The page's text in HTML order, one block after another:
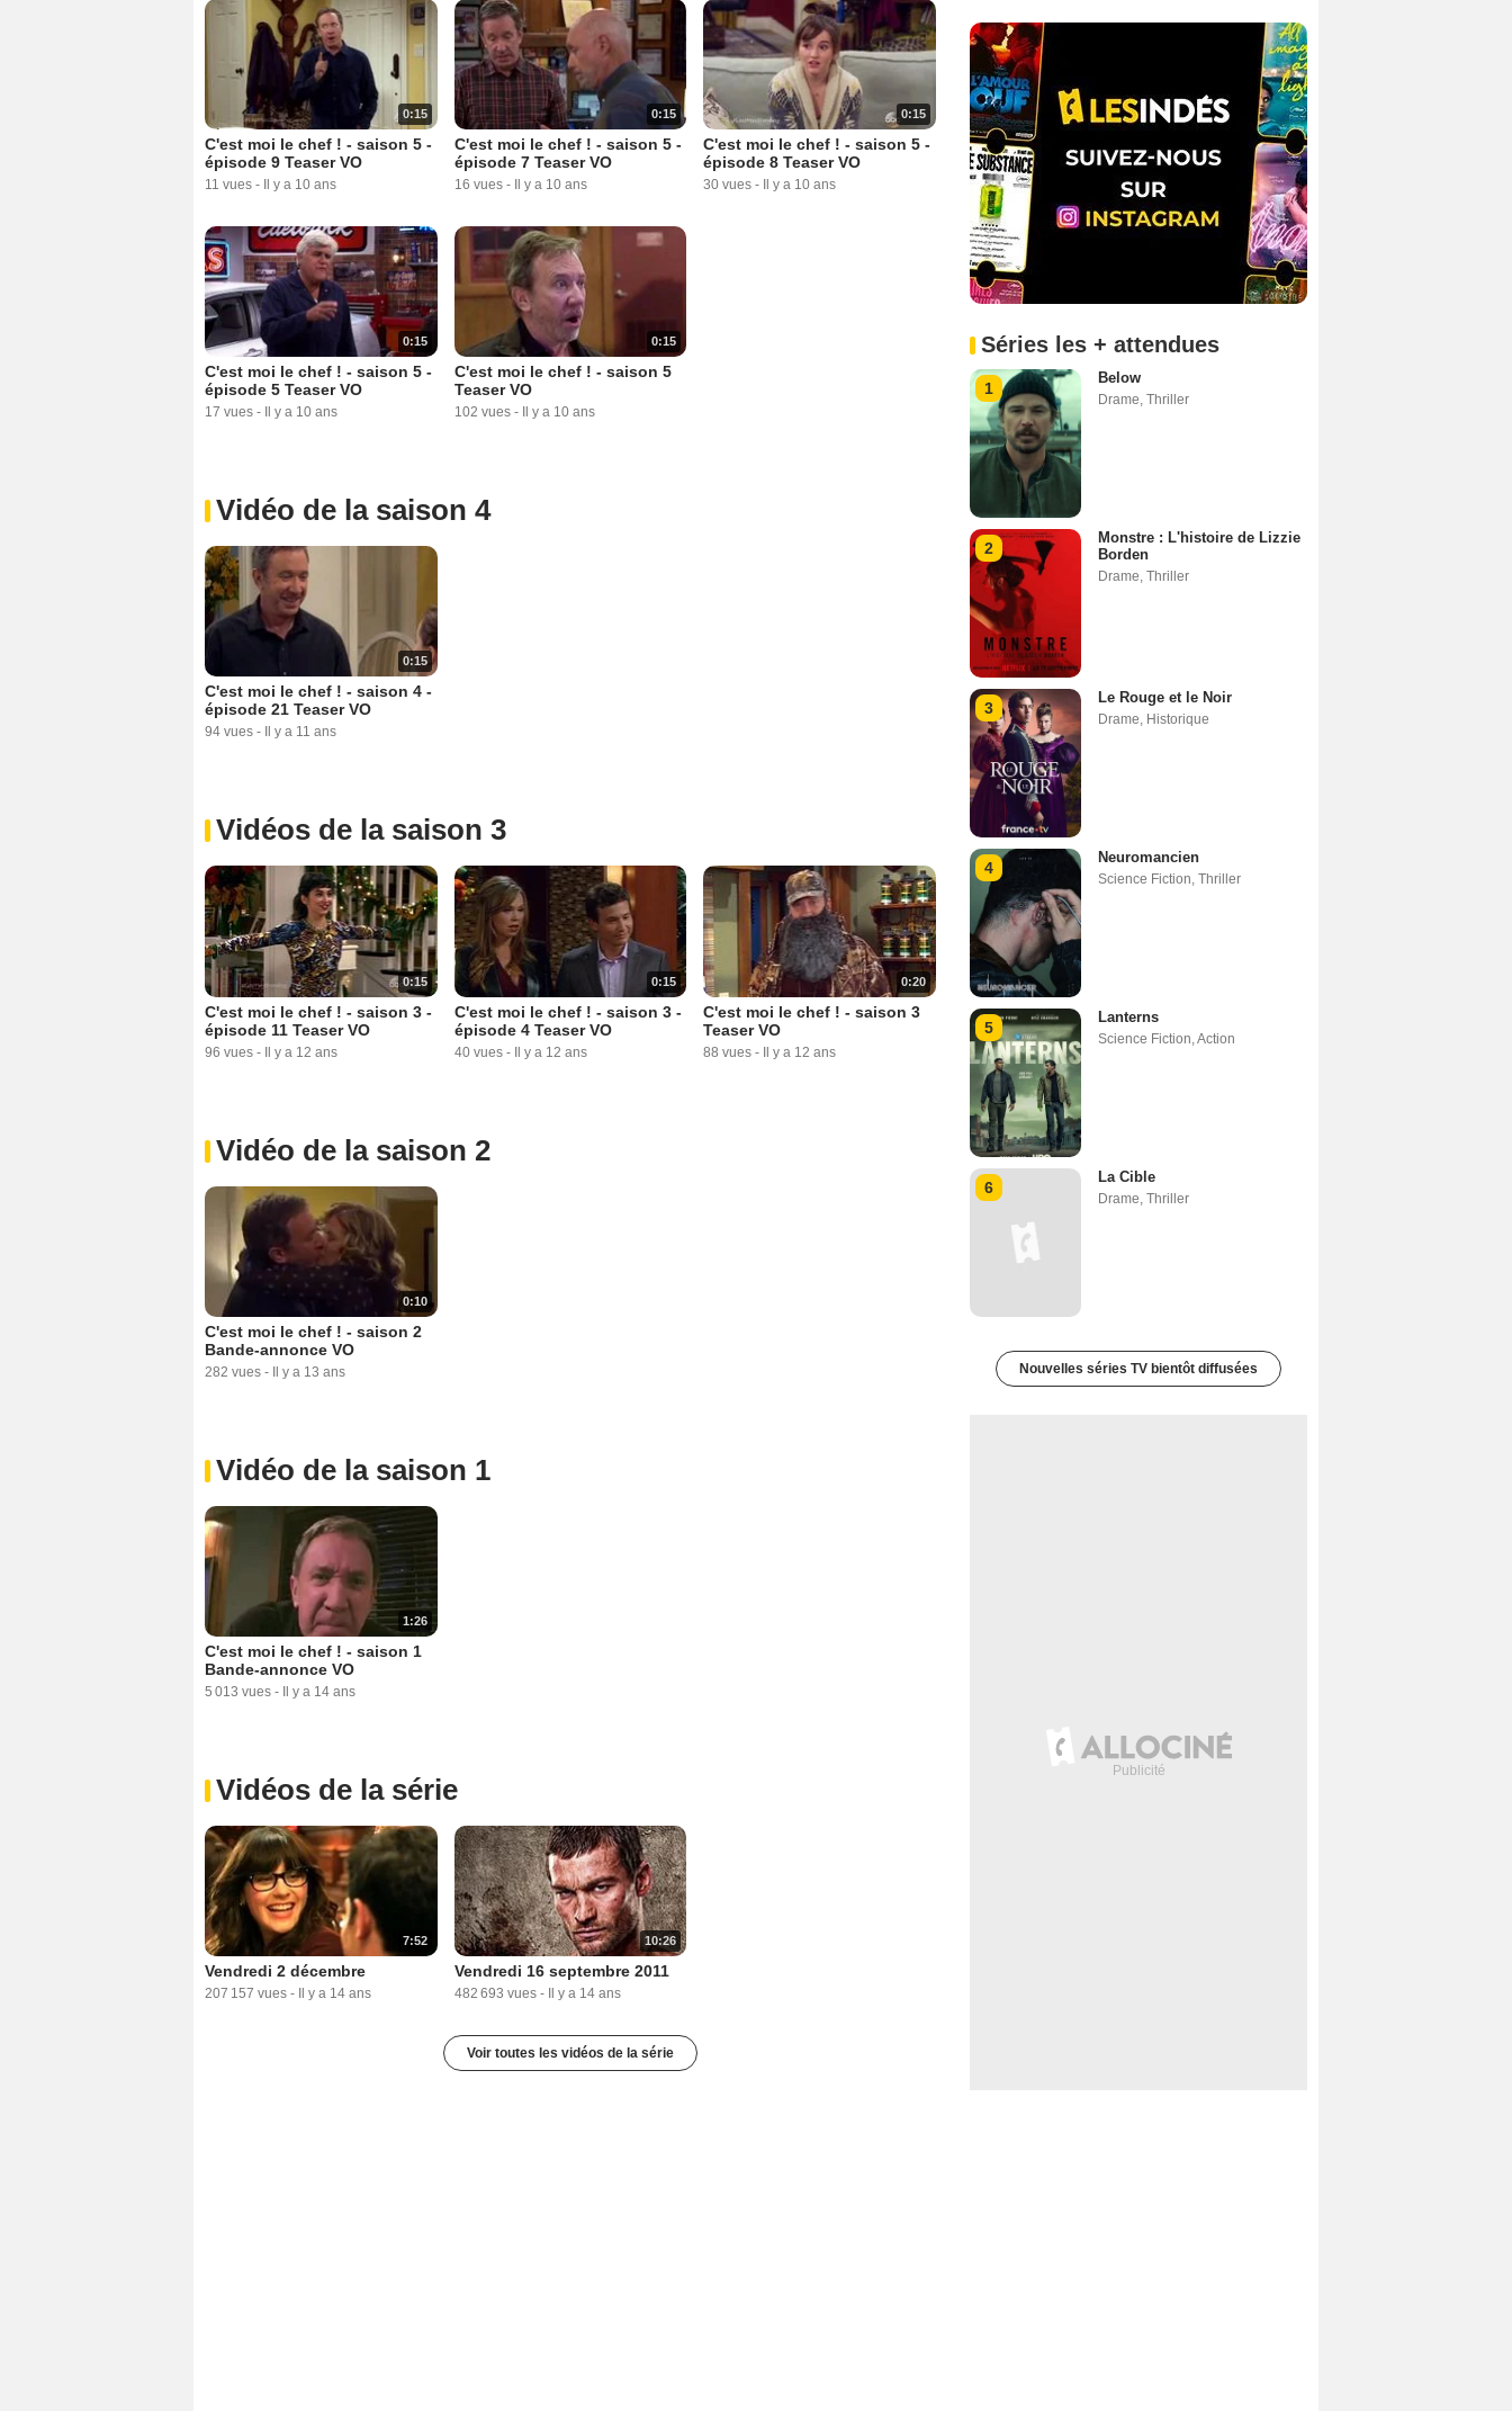
0:15
C'est moi le chef ! - saison 5 -
épisode 9 Teaser VO
11 vues - Il y a 10 ans
0:15
C'est moi le chef ! - saison 5 -
épisode 7 Teaser VO
16 vues - Il y a 10 ans
0:15
C'est moi le chef ! - saison 5 -
épisode 8 Teaser VO
30 vues - Il y a 10 ans
0:15
C'est moi le chef ! - saison 5 -
épisode 5 Teaser VO
17 vues - Il y a 10 ans
0:15
C'est moi le chef ! - saison 5
Teaser VO
102 vues - Il y a 10 ans
Vidéo de la saison 4
0:15
C'est moi le chef ! - saison 4 -
épisode 21 Teaser VO
94 vues - Il y a 11 ans
Vidéos de la saison 3
0:15
C'est moi le chef ! - saison 3 -
épisode 11 Teaser VO
96 vues - Il y a 12 ans
0:15
C'est moi le chef ! - saison 3 -
épisode 4 Teaser VO
40 vues - Il y a 12 ans
0:20
C'est moi le chef ! - saison 3
Teaser VO
88 vues - Il y a 12 ans
Vidéo de la saison 2
0:10
C'est moi le chef ! - saison 2
Bande-annonce VO
282 vues - Il y a 13 ans
Vidéo de la saison 1
1:26
C'est moi le chef ! - saison 1
Bande-annonce VO
5 013 vues - Il y a 14 ans
Vidéos de la série
7:52
Vendredi 2 décembre
207 157 vues - Il y a 14 ans
10:26
Vendredi 16 septembre 2011
482 693 vues - Il y a 14 ans
Voir toutes les vidéos de la série
Séries les + attendues
1
Below
Drame, Thriller
2
Monstre : L'histoire de Lizzie
Borden
Drame, Thriller
3
Le Rouge et le Noir
Drame, Historique
4
Neuromancien
Science Fiction, Thriller
5
Lanterns
Science Fiction,Action
6
La Cible
Drame, Thriller
Nouvelles séries TV bientôt diffusées